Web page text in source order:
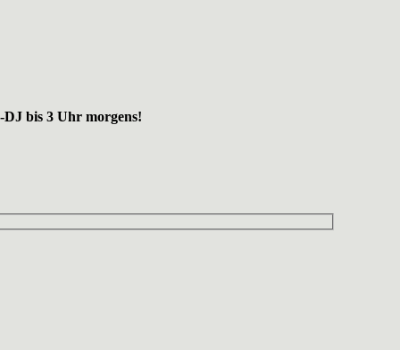
bis 3 Uhr morgens!